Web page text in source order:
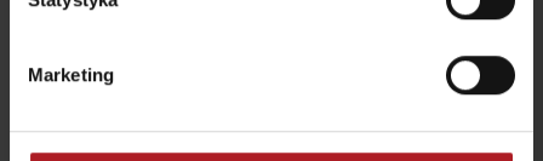
Marketing